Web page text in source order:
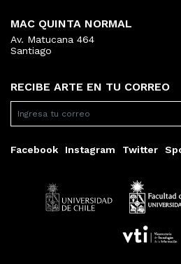
RECIBE ARTE EN TU CORREO
Facebook Instagram Twitter
MAC QUINTA NORMAL
Av. Matucana 464
Santiago